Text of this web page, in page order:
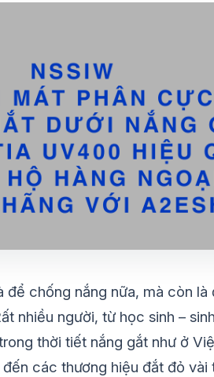
chống nắng nữa, mà còn là
nhiều người, từ học sinh –
thời tiết nắng gắt như ở
các thương hiệu đắt đỏ vài